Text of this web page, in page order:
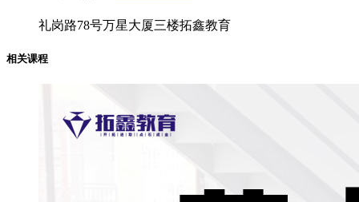
礼岗路78号万星大厦三楼拓鑫教育
相关课程